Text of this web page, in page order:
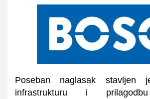
Poseban naglasak stavljen
infrastrukturu i